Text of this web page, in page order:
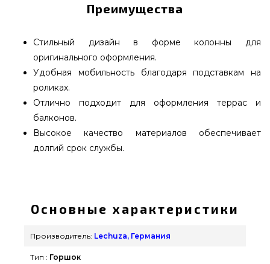
Преимущества
Стильный дизайн в форме колонны для
оригинального оформления.
Удобная мобильность благодаря подставкам на
роликах.
Отлично подходит для оформления террас и
балконов.
Высокое качество материалов обеспечивает
долгий срок службы.
производителя Lechuza, Германия по доступной
стоимости всего 7 419 грн. в интернет магазине
брендовых грилей grillpoint.com.ua Взгляните и
Основные характеристики
Производитель: Lechuza, Германия
Тип : Горшок